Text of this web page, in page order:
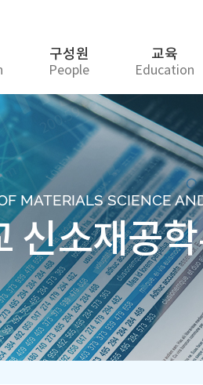
구성원
People
교육
Education
MATERIALS SCIENCE
신소재공